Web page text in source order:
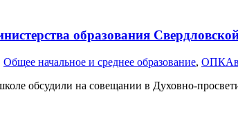
образования
Общее начальное и среднее образование, ОПК
обсудили на совещании в Духовно-